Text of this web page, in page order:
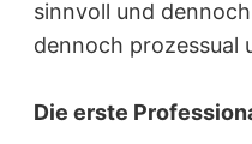
sinnvoll und
dennoch prozessual
Die erste